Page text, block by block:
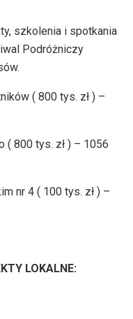
szkolenia i spotkania
Podróżniczy
( 800 tys. zł ) –
( 800 tys. zł ) – 1056
nr 4 ( 100 tys. zł ) –
LOKALNE: